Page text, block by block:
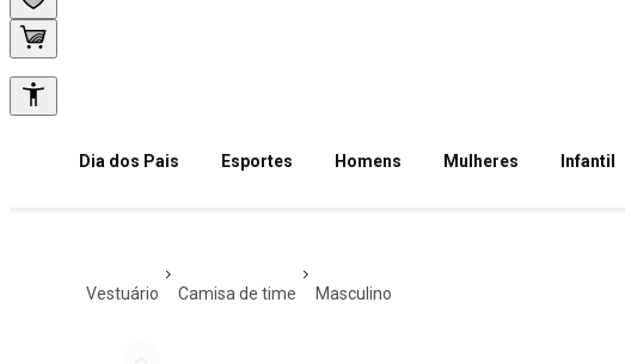
Dia dos Pais Esportes Homens Mulheres Infantil
vestuário camisa de time masculino